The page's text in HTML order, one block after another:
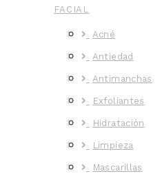
FACIAL
Acné
Antiedad
Antimanchas
Exfoliantes
Hidratación
Limpieza
Mascarillas